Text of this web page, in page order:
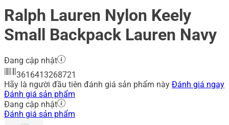
Ralph Lauren Nylon Keely
Small Backpack Lauren Navy
Đang cập nhật
3616413268721
Hãy là người đầu tiên đánh giá sản phẩm này Đánh giá ngay
Đánh giá sản phẩm
Đang cập nhật
Đánh giá sản phẩm